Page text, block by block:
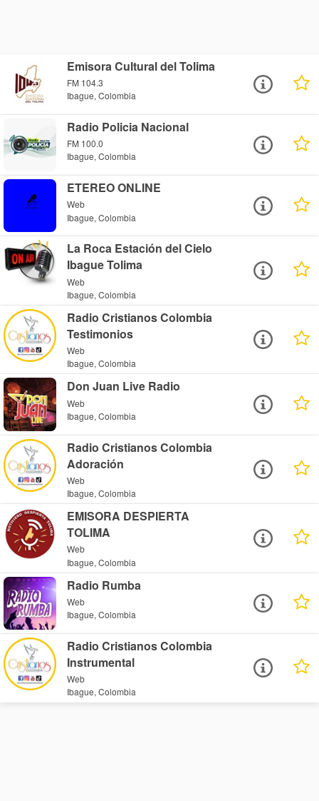
Emisora Cultural del Tolima
FM 104.3
Ibague, Colombia
Radio Policia Nacional
FM 100.0
Ibague, Colombia
ETEREO ONLINE
Web
Ibague, Colombia
La Roca Estación del Cielo
Ibague Tolima
Web
Ibague, Colombia
Radio Cristianos Colombia
Testimonios
Web
Ibague, Colombia
Don Juan Live Radio
Web
Ibague, Colombia
Radio Cristianos Colombia
Adoración
Web
Ibague, Colombia
EMISORA DESPIERTA
TOLIMA
Web
Ibague, Colombia
Radio Rumba
Web
Ibague, Colombia
Radio Cristianos Colombia
Instrumental
Web
Ibague, Colombia